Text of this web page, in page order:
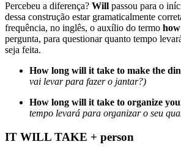
Percebeu a diferença? Will passou para o
dessa construção estar gramaticalmente
frequência, no inglês, o auxílio do termo
pergunta, para questionar quanto tempo
seja feita.
How long will it take to make the
vai levar para fazer o jantar?)
How long will it take to organize
tempo levará para organizar o seu
IT WILL TAKE + person